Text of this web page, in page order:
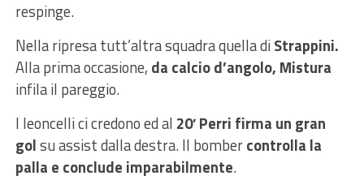
respinge.
Nella ripresa tutt’altra squadra quella diStrappini.
Alla prima occasione, da calcio d’angolo, Mistura
infila il pareggio.
I leoncelli ci credono ed al 20′ Perri firma un gran
golsu assist dalla destra. Il bombercontrolla la
palla e conclude imparabilmente.